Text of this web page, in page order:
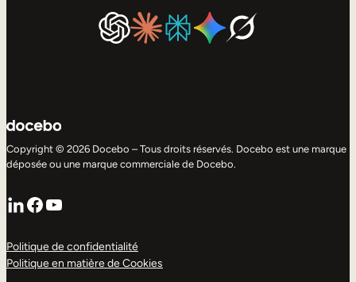
Copyright © 2026 Docebo – Tous droits réservés. Docebo est une marque
déposée ou une marque commerciale de Docebo.
LinkedIn
Facebook
YouTube
Politique de confidentialité
Politique en matière de Cookies